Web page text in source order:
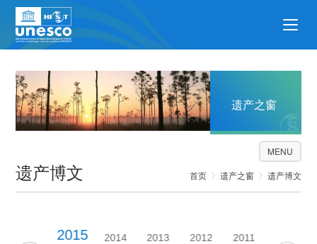
遗产之窗
遗产博文 首页 遗产之窗 遗产博文
MENU
2015 2014 2013 2012 2011